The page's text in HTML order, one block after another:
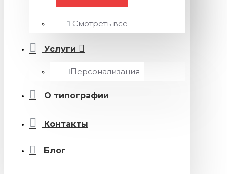
Смотреть все
Услуги
Персонализация
О типографии
Контакты
Блог